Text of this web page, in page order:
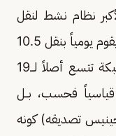
نظام نشط لنقل
المياه العذبة عبر الأنابيب. فهذا النظام يقوم يومياً بنقل 10.5
مليون متر مكعب من المياه ضمن شبكة تتسع أصلاً لـــ19
فحسب، بــل
تصديقه) كونه